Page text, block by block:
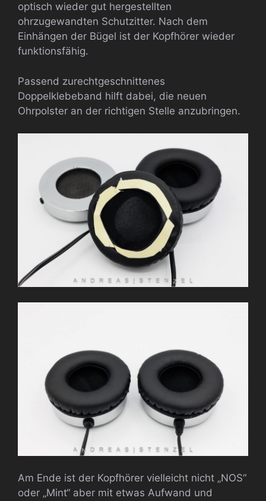
optisch wieder gut hergestellten
ohrzugewandten Schutzitter. Nach dem
Einhängen der Bügel ist der Kopfhörer wieder
funktionsfähig.
Passend zurechtgeschnittenes
Doppelklebeband hilft dabei, die neuen
Ohrpolster an der richtigen Stelle anzubringen.
Am Ende ist der Kopfhörer vielleicht nicht „NOS“
oder „Mint“ aber mit etwas Aufwand und